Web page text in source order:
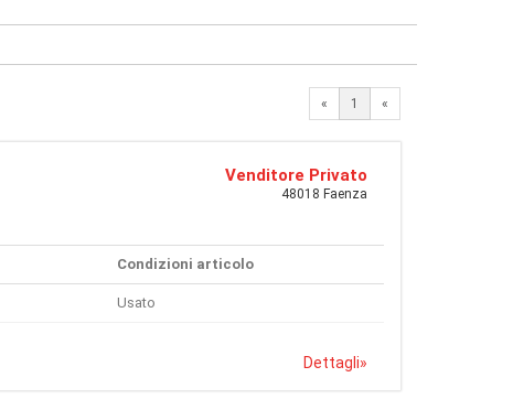
« 1 «
Venditore Privato
48018 Faenza
Condizioni articolo
Usato
Dettagli»